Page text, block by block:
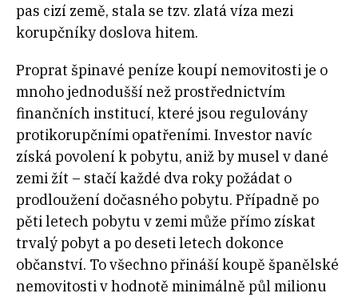
pas cizí země, stala se tzv. zlatá víza mezi
korupčníky doslova hitem.
Proprat špinavé peníze koupí nemovitosti je o
mnoho jednodušší než prostřednictvím
finančních institucí, které jsou regulovány
protikorupčními opatřeními. Investor navíc
získá povolení k pobytu, aniž by musel v dané
zemi žít – stačí každé dva roky požádat o
prodloužení dočasného pobytu. Případně po
pěti letech pobytu v zemi může přímo získat
trvalý pobyt a po deseti letech dokonce
občanství. To všechno přináší koupě španělské
nemovitosti v hodnotě minimálně půl milionu